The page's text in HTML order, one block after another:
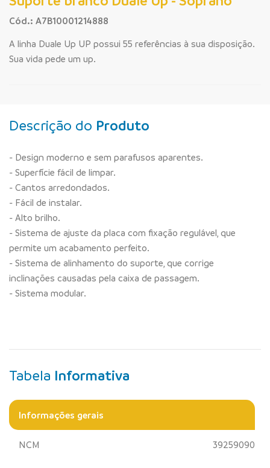
Cód.: A7B10001214888
A linha Duale Up UP possui 55 referências à sua disposição.
Sua vida pede um up.
Descrição do Produto
- Design moderno e sem parafusos aparentes.
- Superfície fácil de limpar.
- Cantos arredondados.
- Fácil de instalar.
- Alto brilho.
- Sistema de ajuste da placa com fixação regulável, que
permite um acabamento perfeito.
- Sistema de alinhamento do suporte, que corrige
inclinações causadas pela caixa de passagem.
- Sistema modular.
Tabela Informativa
Informações gerais
NCM 39259090